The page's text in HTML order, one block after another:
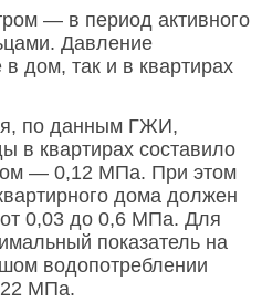
— в период активного
Давление
дом, так и в квартирах
по данным ГЖИ,
в квартирах составило
— 0,12 МПа. При этом
дома должен
0,03 до 0,6 МПа. Для
показатель на
водопотреблении
МПа.